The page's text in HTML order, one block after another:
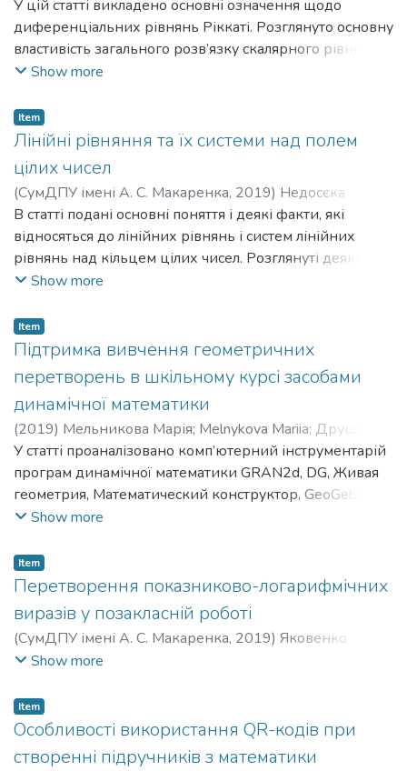
Prydukha Alina;Страх Олександр Петрович ;Strakh
Oleksandr Petrovych
У цій статті викладено основні означення щодо
диференціальних рівнянь Ріккаті. Розглянуто основну
властивість загального розв’язку скалярного рівняння
Ріккаті, щодо перетворення його в диференціальне
диференціальне рівняння 1-го порядку. Наведено
чисельні приклади.
Show more
Item
Лінійні рівняння та їх системи над полем
цілих чисел
(СумДПУ імені А. С. Макаренка, 2019) Недосєка
Владислав;Nedosieka Vladyslav ; Лиман Федір
Миколайович; Lyman Fedir Mykolaiovych
В статті подані основні поняття і деякі факти, які
відносяться до лінійних рівнянь і систем лінійних
рівнянь над кільцем цілих чисел. Розглянуті деякі
види та методи розв’язання лінійних рівнянь та
Show more
Item
Підтримка вивчення геометричних
перетворень в шкільному курсі засобами
динамічної математики
(2019) Мельникова Марія; Melnykova Mariia; Друшляк
Марина Григорівна;Drushliak Maryna Hryhorivna
У статті проаналізовано комп’ютерний інструментарій
програм динамічної математики GRAN2d, DG, Живая
геометрия, Математический конструктор, GeoGebra у
контексті підтримки вивчення геометричних
програм динамічної математики при вивченні теми
«Геометричні перетворення на площині» з огляду на
доцільність, раціональність та педагогічну
виваженість їх використання.
Show more
Item
Перетворення показниково-логарифмічних
виразів у позакласній роботі
(СумДПУ імені А. С. Макаренка, 2019) Яковенко
Анастасія;Yakovenko Anastasiia
Show more
Item
Особливості використання QR-кодів при
створенні підручників з математики